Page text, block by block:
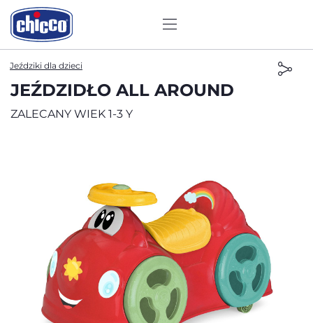
Jeździki dla dzieci
JEŹDZIDŁO ALL AROUND
ZALECANY WIEK 1-3 Y